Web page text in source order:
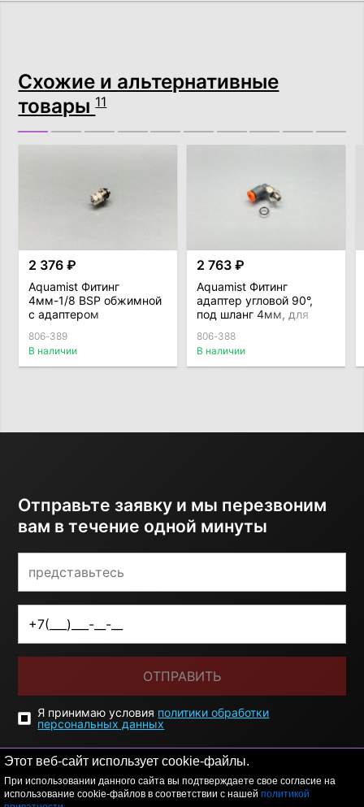
Этот веб-сайт использует cookie-файлы.
При использовании данного сайта вы подтверждаете свое согласие на
использование cookie-файлов в соответствии с нашей политикой
Схожие и альтернативные
товары11
2 376 ₽
Aquamist Фитинг
4мм-1/8 BSP обжимной
с адаптером
806-389
В наличии
2 763 ₽
Aquamist Фитинг
адаптер угловой 90°,
под шланг 4мм, для
806-388
В наличии
Отправьте заявку и мы перезвоним
вам в течение одной минуты
ОТПРАВИТЬ
Я принимаю условия политики обработки
персональных данных